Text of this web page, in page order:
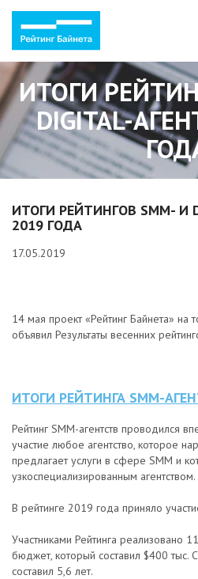
ИТОГИ
DIGITAL-
ИТОГИ РЕЙТИНГОВ SMM- И
2019 ГОДА
17.05.2019
14 мая проект «Рейтинг Байнета» на
объявил Результаты весенних
ИТОГИ РЕЙТИНГА SMM-
Рейтинг SMM-агентств проводился
участие любое агентство, которое
предлагает услуги в сфере SMM и
узкоспециализированным агентством.
В рейтинге 2019 года приняло
Участниками Рейтинга реализовано
бюджет, который составил $400 тыс.
составил 5,6 лет.